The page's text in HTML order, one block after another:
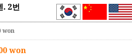
. 2번
won
won